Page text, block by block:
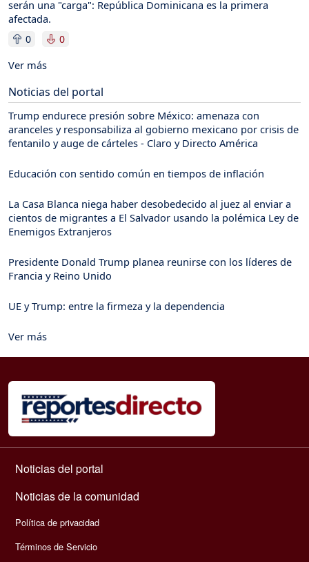
serán una "carga": República Dominicana es la primera
afectada.
0 0
Ver más
Noticias del portal
Trump endurece presión sobre México: amenaza con
aranceles y responsabiliza al gobierno mexicano por crisis de
fentanilo y auge de cárteles - Claro y Directo América
Educación con sentido común en tiempos de inflación
La Casa Blanca niega haber desobedecido al juez al enviar a
cientos de migrantes a El Salvador usando la polémica Ley de
Enemigos Extranjeros
Presidente Donald Trump planea reunirse con los líderes de
Francia y Reino Unido
UE y Trump: entre la firmeza y la dependencia
Ver más
Navegación principal
Noticias del portal
Noticias de la comunidad
Política de privacidad
Términos de Servicio